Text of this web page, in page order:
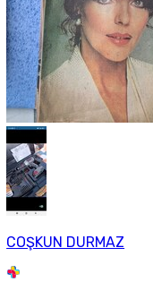
COŞKUN DURMAZ